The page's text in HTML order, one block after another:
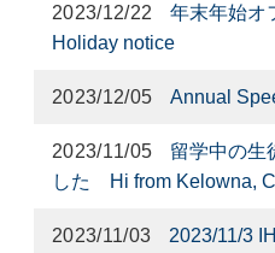
2023/12/22
年末年始オ
Holiday notice
2023/12/05 Annual
2023/11/05
留学中の生
した Hi from Kelowna,
2023/11/03
2023/11/3